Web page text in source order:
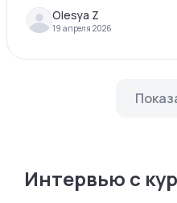
Olesya Z
19 апреля 2026
Интервью с